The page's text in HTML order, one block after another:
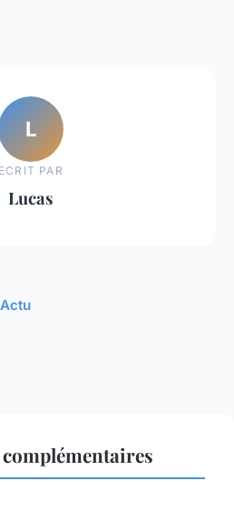
L
ECRIT PAR
Lucas